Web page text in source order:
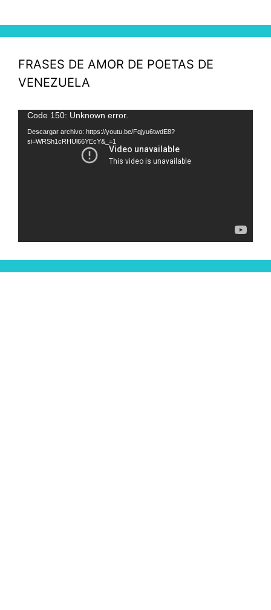
FRASES DE AMOR DE POETAS DE
VENEZUELA
Reproductor
de
vídeo
Code 150: Unknown error.
Descargar archivo: https://youtu.be/Fqjyu6twdE8?
si=WRSh1cRHUl66YEcY&_=1